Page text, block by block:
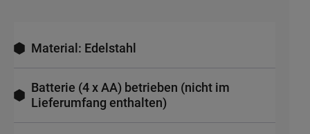
Material: Edelstahl
Batterie (4 x AA) betrieben (nicht im
Lieferumfang enthalten)